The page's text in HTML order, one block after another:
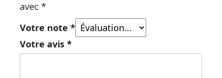
avec *
Votre note *
Votre avis *